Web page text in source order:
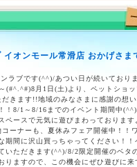
・光の森店・西熊本店・はませ
オンモール常滑店 おかげさま
ラブです(^^)/あつい日が続いており
(#^.^#)8月1日(土)より、ペットショ
きます!!地域のみなさまに感謝の想
！8/1～8/16までのイベント期間中
ペースで元気に遊びまわっておりま
ーナーも、夏休みフェア開催中！！
期間に沢山買っちゃってください！
いただきます(^^)/8/2限定開催のベタ
りますので、この機会にぜひ遊びに